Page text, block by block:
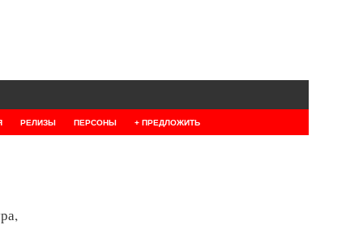
РЕЛИЗЫ ПЕРСОНЫ + ПРЕДЛОЖИТЬ